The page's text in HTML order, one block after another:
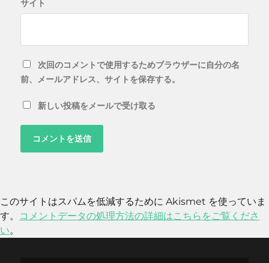
サイト
次回のコメントで使用するためブラウザーに自分の名
前、メールアドレス、サイトを保存する。
新しい投稿をメールで受け取る
このサイトはスパムを低減するために Akismet を使っていま
す。
コメントデータの処理方法の詳細はこちらをご覧くださ
い。